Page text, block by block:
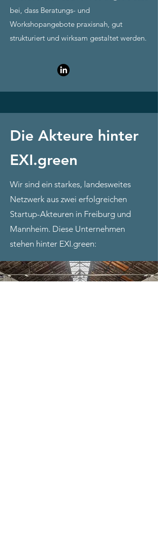
bei, dass Beratungs- und
Workshopangebote praxisnah, gut
strukturiert und wirksam gestaltet werden.
Die Akteure hinter
EXI.green
Wir sind ein starkes, landesweites
Netzwerk aus zwei erfolgreichen
Startup-Akteuren in Freiburg und
Mannheim. Diese Unternehmen
stehen hinter EXI.green: